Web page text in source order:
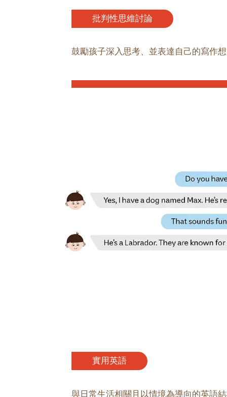
批判性思維討論
鼓勵孩子深入思考、並表達自己的寫作
實用英語
與日常生活相關且以情境為導向的英語